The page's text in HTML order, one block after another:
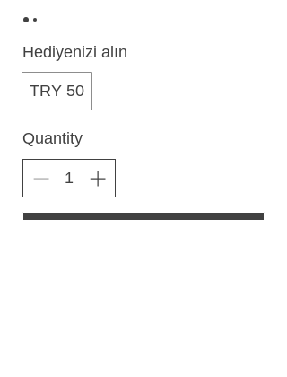
Hediyenizi alın
TRY 50
Quantity